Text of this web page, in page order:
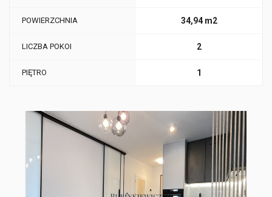
POWIERZCHNIA 34,94 m2
LICZBA POKOI 2
PIĘTRO 1